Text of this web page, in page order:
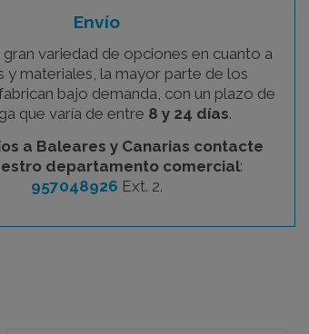
Envío
gran variedad de opciones en cuanto a
y materiales, la mayor parte de los
bajo demanda, con un plazo de
que varía de entre 8 y 24 días.
a Baleares y Canarias contacte
departamento comercial:
957048926 Ext. 2.